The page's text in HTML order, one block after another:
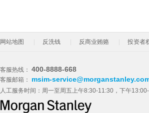
网站地图 反洗钱 反商业贿赂 投资者
客服热线： 400-8888-668
客服邮箱： msim-
人工服务时间：周一至周五上午8:30-11:30，下午